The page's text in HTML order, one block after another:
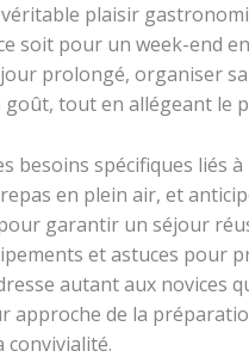
plaisir
soit pour un week-end
prolongé, organiser
tout en allégeant le
besoins spécifiques liés
en plein air, et
garantir un séjour
et astuces pour
autant aux novices
approche de la
convivialité.